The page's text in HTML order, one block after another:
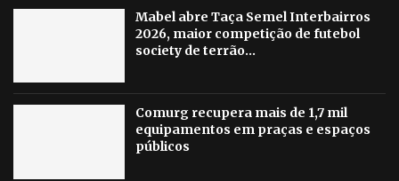
Mabel abre Taça Semel Interbairros
2026, maior competição de futebol
society de terrão...
Comurg recupera mais de 1,7 mil
equipamentos em praças e espaços
públicos